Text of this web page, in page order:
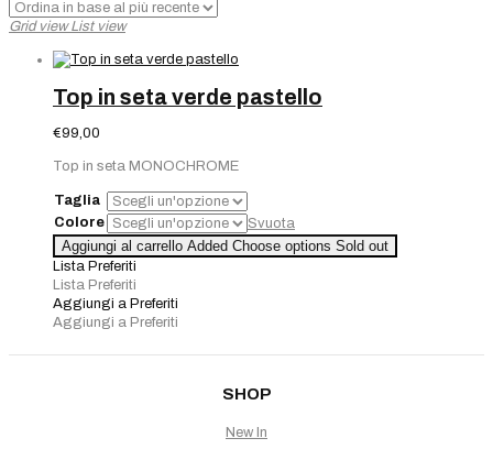
Grid view List view
Top in seta verde pastello
€99,00
Top in seta MONOCHROME
Taglia
Colore
Svuota
Aggiungi al carrello Added Choose options Sold out
Lista Preferiti
Lista Preferiti
Aggiungi a Preferiti
Aggiungi a Preferiti
SHOP
New In